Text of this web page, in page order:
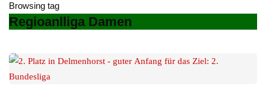
Browsing tag
Regioanlliga Damen